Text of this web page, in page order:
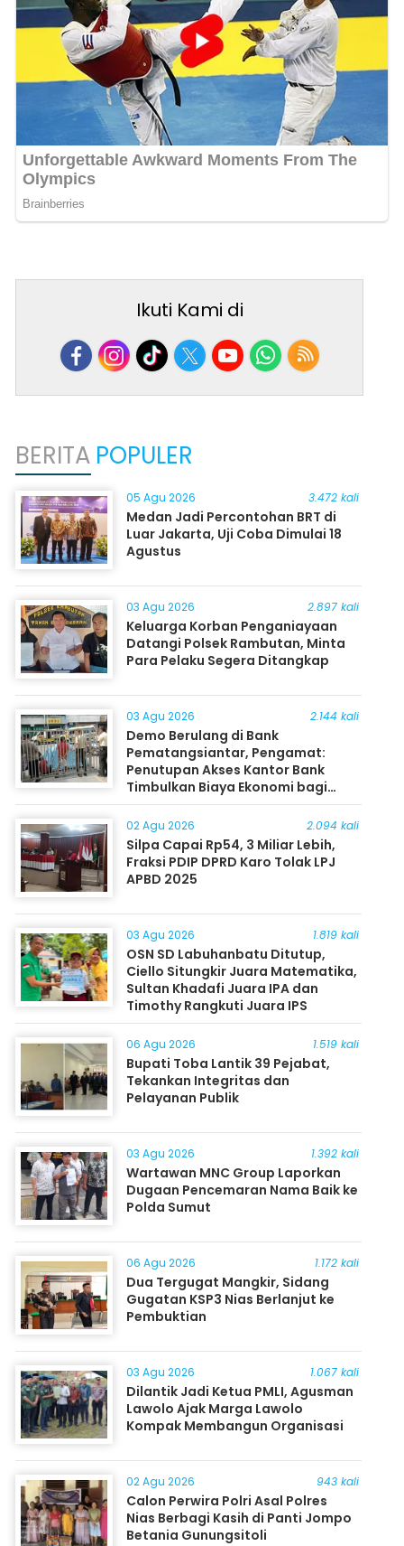
Ikuti Kami di
BERITA POPULER
05 Agu 2026 3.472 kali
Medan Jadi Percontohan BRT di
Luar Jakarta, Uji Coba Dimulai 18
Agustus
03 Agu 2026 2.897 kali
Keluarga Korban Penganiayaan
Datangi Polsek Rambutan, Minta
Para Pelaku Segera Ditangkap
03 Agu 2026 2.144 kali
Demo Berulang di Bank
Pematangsiantar, Pengamat:
Penutupan Akses Kantor Bank
Timbulkan Biaya Ekonomi bagi
Masyarakat
02 Agu 2026 2.094 kali
Silpa Capai Rp54, 3 Miliar Lebih,
Fraksi PDIP DPRD Karo Tolak LPJ
APBD 2025
03 Agu 2026 1.819 kali
OSN SD Labuhanbatu Ditutup,
Ciello Situngkir Juara Matematika,
Sultan Khadafi Juara IPA dan
Timothy Rangkuti Juara IPS
06 Agu 2026 1.519 kali
Bupati Toba Lantik 39 Pejabat,
Tekankan Integritas dan
Pelayanan Publik
03 Agu 2026 1.392 kali
Wartawan MNC Group Laporkan
Dugaan Pencemaran Nama Baik ke
Polda Sumut
06 Agu 2026 1.172 kali
Dua Tergugat Mangkir, Sidang
Gugatan KSP3 Nias Berlanjut ke
Pembuktian
03 Agu 2026 1.067 kali
Dilantik Jadi Ketua PMLI, Agusman
Lawolo Ajak Marga Lawolo
Kompak Membangun Organisasi
02 Agu 2026 943 kali
Calon Perwira Polri Asal Polres
Nias Berbagi Kasih di Panti Jompo
Betania Gunungsitoli